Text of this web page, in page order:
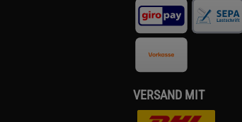
VERSAND MIT